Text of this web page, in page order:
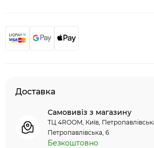
Доставка
Самовивіз з магазину
ТЦ 4ROOM, Київ,
Петропавлівська, 6
Безкоштовно